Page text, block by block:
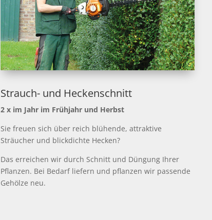
Strauch- und Heckenschnitt
2 x im Jahr im Frühjahr und Herbst
Sie freuen sich über reich blühende, attraktive
Sträucher und blickdichte Hecken?
Das erreichen wir durch Schnitt und Düngung Ihrer
Pflanzen. Bei Bedarf liefern und pflanzen wir passende
Gehölze neu.